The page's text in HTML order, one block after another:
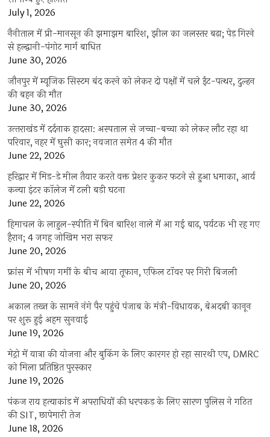
July 1, 2026
नैनीताल में प्री-मानसून की झमाझम बारिश, झील का जलस्तर बढ़ा; पेड़ गिरने
से हल्द्वानी-पंगोट मार्ग बाधित
June 30, 2026
जौनपुर में म्यूजिक सिस्टम बंद करने को लेकर दो पक्षों में चले ईंट-पत्थर, दुल्हन
की बहन की मौत
June 30, 2026
उत्‍तराखंड में दर्दनाक हादसा: अस्पताल से जच्चा-बच्चा को लेकर लौट रहा था
परिवार, नहर में घुसी कार; नवजात समेत 4 की मौत
June 22, 2026
हरिद्वार में मिड-डे मील तैयार करते वक्त प्रेशर कुकर फटने से हुआ धमाका, आर्य
कन्या इंटर कॉलेज में टली बड़ी घटना
June 22, 2026
हिमाचल के लाहुल-स्पीति में बिन बारिश नाले में आ गई बाढ़, पर्यटक भी रह गए
हैरान; 4 जगह जोखिम भरा सफर
June 20, 2026
फ्रांस में भीषण गर्मी के बीच आया तूफान, एफिल टॉवर पर गिरी बिजली
June 20, 2026
अकाल तख्त के सामने नंगे पैर पहुंचे पंजाब के मंत्री-विधायक, बेअदबी कानून
पर शुरू हुई अहम सुनवाई
June 19, 2026
मेट्रो में यात्रा की योजना और बुकिंग के लिए कारगर हो रहा सारथी एप, DMRC
को मिला प्रतिष्ठित पुरस्कार
June 19, 2026
पंकज राय हत्याकांड में अपराधियों की धरपकड़ के लिए सारण पुलिस ने गठित
की SIT, छापेमारी तेज
June 18, 2026